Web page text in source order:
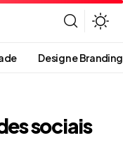
Design e Branding
sociais